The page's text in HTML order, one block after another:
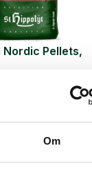
Om
Nordic Pellets,
Lägg till i